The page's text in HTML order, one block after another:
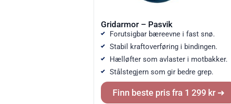
Gridarmor – Pasvik
Forutsigbar bæreevne i fast snø.
Stabil kraftoverføring i bindingen.
Hælløfter som avlaster i motbakker.
Stålstegjern som gir bedre grep.
Finn beste pris fra 1 299 kr